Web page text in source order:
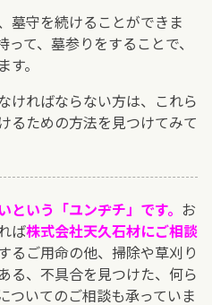
墓守を続けることができま
て、墓参りをすることで、
。
ければならない方は、これら
るための方法を見つけてみて
いう「ユンヂチ」です。 お
ば株式会社天久石材にご相談
るご用命の他、掃除や草刈り
る、不具合を見つけた、何ら
ついてのご相談も承っていま